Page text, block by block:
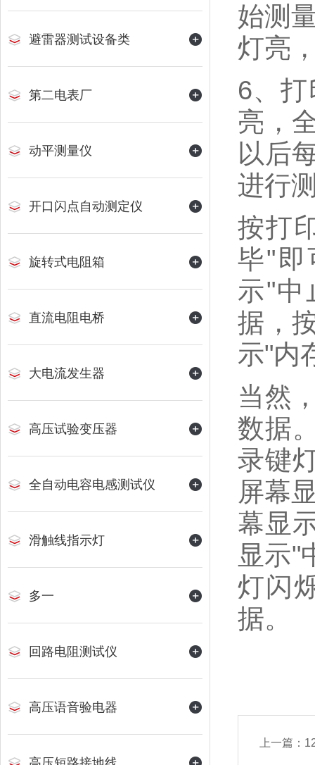
避雷器测试设备类
第二电表厂
动平测量仪
开口闪点自动测定仪
旋转式电阻箱
直流电阻电桥
大电流发生器
高压试验变压器
全自动电容电感测试仪
滑触线指示灯
多一
回路电阻测试仪
高压语音验电器
始测
灯亮
6、
亮，
以后
进行
按打
毕"即
示"中
据，
示"内
当然
数据
录键
屏幕
幕显
显示"
灯闪
据。
上一篇：